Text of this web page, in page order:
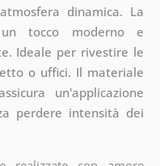
dinamica. La
tocco moderno e
Ideale per rivestire le
o uffici. Il materiale
un'applicazione
perdere intensità dei